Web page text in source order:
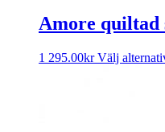
Amore quiltad
1 295.00kr Välj